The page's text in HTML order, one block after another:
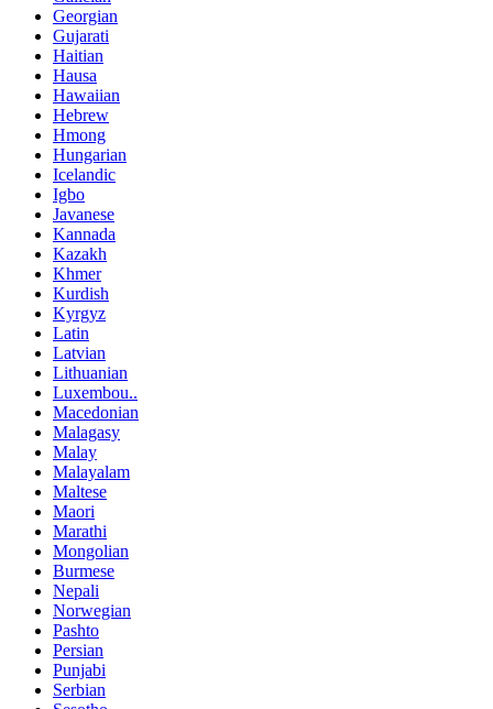
Georgian
Gujarati
Haitian
Hausa
Hawaiian
Hebrew
Hmong
Hungarian
Icelandic
Igbo
Javanese
Kannada
Kazakh
Khmer
Kurdish
Kyrgyz
Latin
Latvian
Lithuanian
Luxembou..
Macedonian
Malagasy
Malay
Malayalam
Maltese
Maori
Marathi
Mongolian
Burmese
Nepali
Norwegian
Pashto
Persian
Punjabi
Serbian